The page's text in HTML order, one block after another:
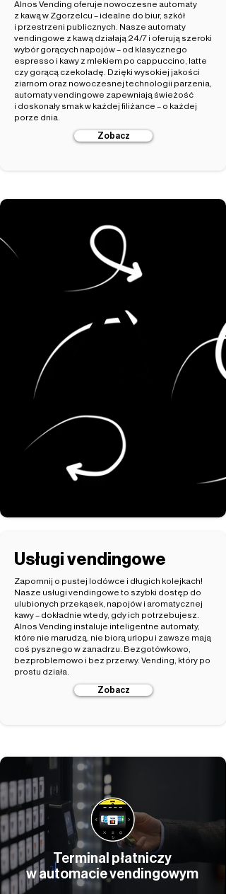
Alnos Vending oferuje nowoczesne automaty
z kawą w Zgorzelcu – idealne do biur, szkół
i przestrzeni publicznych. Nasze automaty
vendingowe z kawą działają 24/7 i oferują szeroki
wybór gorących napojów – od klasycznego
espresso i kawy z mlekiem po cappuccino, latte
czy gorącą czekoladę. Dzięki wysokiej jakości
ziarnom oraz nowoczesnej technologii parzenia,
automaty vendingowe zapewniają świeżość
i doskonały smak w każdej filiżance – o każdej
porze dnia.
Zobacz
Usługi vendingowe
Zapomnij o pustej lodówce i długich kolejkach!
Nasze usługi vendingowe to szybki dostęp do
ulubionych przekąsek, napojów i aromatycznej
kawy – dokładnie wtedy, gdy ich potrzebujesz.
Alnos Vending instaluje inteligentne automaty,
które nie marudzą, nie biorą urlopu i zawsze mają
coś pysznego w zanadrzu. Bezgotówkowo,
bezproblemowo i bez przerwy. Vending, który po
prostu działa.
Zobacz
Terminal płatniczy
w automacie vendingowym